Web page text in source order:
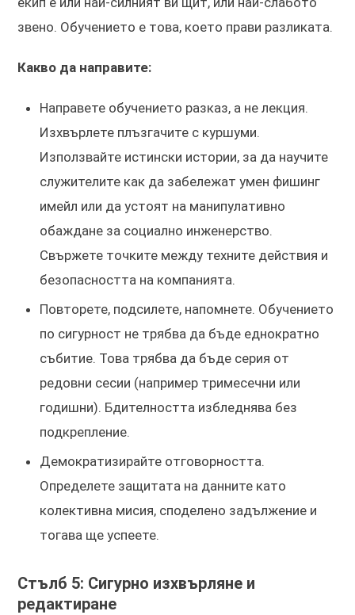
звено. Обучението е това, което прави разликата.
Какво да направите:
Направете обучението разказ, а не лекция.
Изхвърлете плъзгачите с куршуми.
Използвайте истински истории, за да научите
служителите как да забележат умен фишинг
имейл или да устоят на манипулативно
обаждане за социално инженерство.
Свържете точките между техните действия и
безопасността на компанията.
Повторете, подсилете, напомнете. Обучението
по сигурност не трябва да бъде еднократно
събитие. Това трябва да бъде серия от
редовни сесии (например тримесечни или
годишни). Бдителността избледнява без
подкрепление.
Демократизирайте отговорността.
Определете защитата на данните като
колективна мисия, споделено задължение и
тогава ще успеете.
Стълб 5: Сигурно изхвърляне и
редактиране